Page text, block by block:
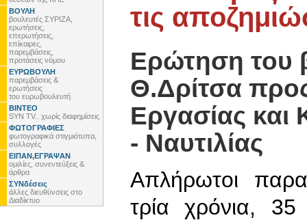
ΒΟΥΛΗ
βουλευτές ΣΥΡΙΖΑ,
ερωτήσεις,
επερωτήσεις,
επίκαιρες,
παρεμβάσεις,
προτάσεις νόμου
ΕΥΡΩΒΟΥΛΗ
παρεμβάσεις &
ερωτήσεις
του ευρωβουλευτή
ΒΙΝΤΕΟ
SYN TV.. χωρίς διαφημίσεις
ΦΩΤΟΓΡΑΦΙΕΣ
φωτογραφικά στιγμιότυπα,
συλλογές
ΕΙΠΑΝ,ΕΓΡΑΨΑΝ
ομιλίες, συνεντεύξεις &
άρθρα
ΣΥΝδέσεις
άλλες διευθύνσεις στο
Διαδίκτυο
τις
Ερώτηση του
Θ.Δρίτσα
Εργασίας
- Ναυτιλίας
Απλήρωτοι
τρία χρόνια,